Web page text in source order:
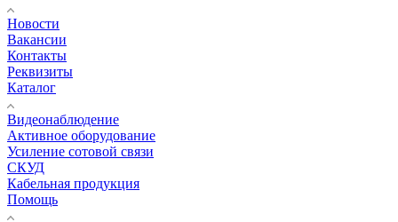
Новости
Вакансии
Контакты
Реквизиты
Каталог
Видеонаблюдение
Активное оборудование
Усиление сотовой связи
СКУД
Кабельная продукция
Помощь